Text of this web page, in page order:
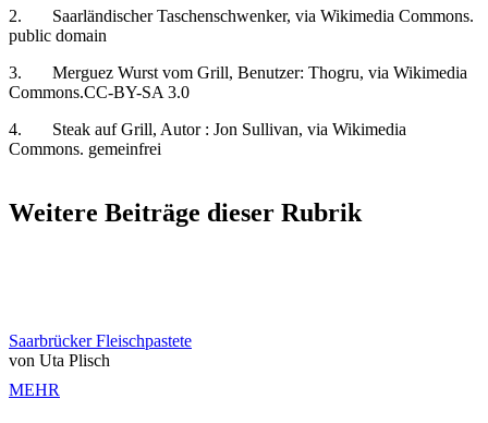
2. Saarländischer Taschenschwenker, via Wikimedia Commons.
public domain
3. Merguez Wurst vom Grill, Benutzer: Thogru, via Wikimedia
Commons.CC-BY-SA 3.0
4. Steak auf Grill, Autor : Jon Sullivan, via Wikimedia
Commons. gemeinfrei
Weitere Beiträge dieser Rubrik
Saarbrücker Fleischpastete
von Uta Plisch
MEHR